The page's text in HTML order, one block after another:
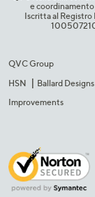
e coordinamento
Iscritta al Registro
QVC Group
HSN
Ballard Designs
Improvements